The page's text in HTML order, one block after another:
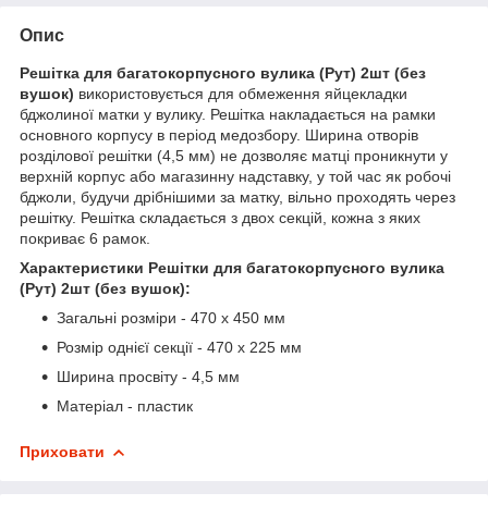
Опис
Решітка для багатокорпусного вулика (Рут) 2шт (без
вушок) використовується для обмеження яйцекладки
бджолиної матки у вулику. Решітка накладається на рамки
основного корпусу в період медозбору. Ширина отворів
розділової решітки (4,5 мм) не дозволяє матці проникнути у
верхній корпус або магазинну надставку, у той час як робочі
бджоли, будучи дрібнішими за матку, вільно проходять через
решітку. Решітка складається з двох секцій, кожна з яких
покриває 6 рамок.
Характеристики Решітки для багатокорпусного вулика
(Рут) 2шт (без вушок):
Загальні розміри - 470 х 450 мм
Розмір однієї секції - 470 х 225 мм
Ширина просвіту - 4,5 мм
Матеріал - пластик
Приховати